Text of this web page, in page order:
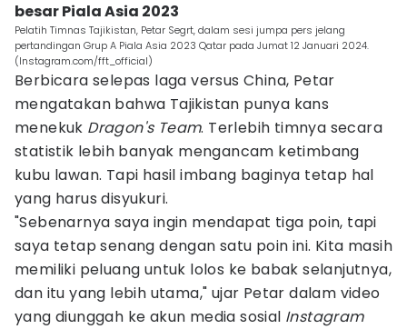
besar Piala Asia 2023
Pelatih Timnas Tajikistan, Petar Segrt, dalam sesi jumpa pers jelang
pertandingan Grup A Piala Asia 2023 Qatar pada Jumat 12 Januari 2024.
(Instagram.com/fft_official)
Berbicara selepas laga versus China, Petar
mengatakan bahwa Tajikistan punya kans
menekuk Dragon's Team. Terlebih timnya secara
statistik lebih banyak mengancam ketimbang
kubu lawan. Tapi hasil imbang baginya tetap hal
yang harus disyukuri.
"Sebenarnya saya ingin mendapat tiga poin, tapi
saya tetap senang dengan satu poin ini. Kita masih
memiliki peluang untuk lolos ke babak selanjutnya,
dan itu yang lebih utama," ujar Petar dalam video
yang diunggah ke akun media sosial Instagram